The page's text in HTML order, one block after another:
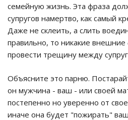
семейную жизнь. Эта фраза
супругов намертво, как самый
Даже не склеить, а слить
правильно, то никакие внешние
провести трещину между
Объясните это парню.
он мужчина - ваш - или своей
постепенно но уверенно от
иначе она будет "пожирать"